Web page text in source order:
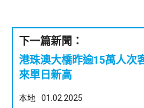
下一篇新聞：
港珠澳大橋昨逾15萬人次客流量
來單日新高
本地 01.02.2025